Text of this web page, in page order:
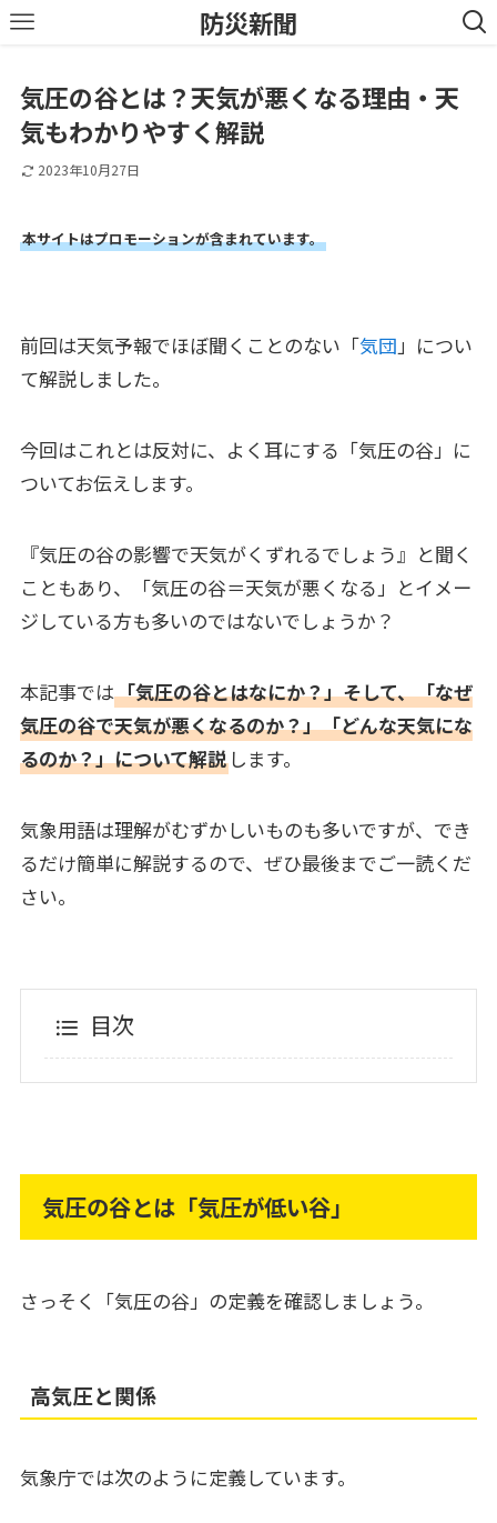
防災新聞
気圧の谷とは？天気が悪くなる理由・天
気もわかりやすく解説
2023年10月27日
本サイトはプロモーションが含まれています。
前回は天気予報でほぼ聞くことのない「気団 」につい
て解説しました。
今回はこれとは反対に、よく耳にする「気圧の谷」に
ついてお伝えします。
『気圧の谷の影響で天気がくずれるでしょう』と聞く
こともあり、「気圧の谷＝天気が悪くなる」とイメー
ジしている方も多いのではないでしょうか？
本記事では「気圧の谷とはなにか？」そして、「なぜ
気圧の谷で天気が悪くなるのか？」「どんな天気にな
るのか？」について解説します。
気象用語は理解がむずかしいものも多いですが、でき
るだけ簡単に解説するので、ぜひ最後までご一読くだ
さい。
目次
気圧の谷とは「気圧が低い谷」
さっそく「気圧の谷」の定義を確認しましょう。
高気圧と関係
気象庁では次のように定義しています。